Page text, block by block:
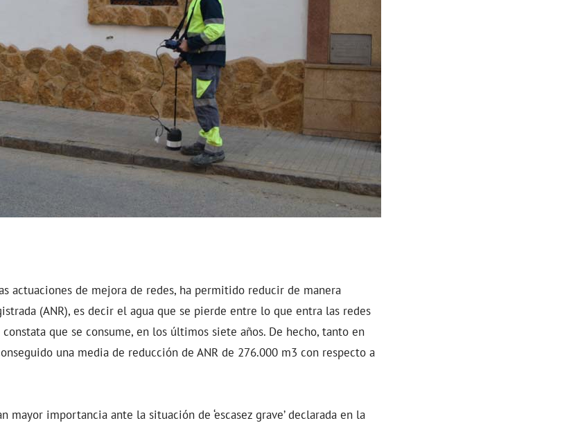
actuaciones de mejora de redes, ha permitido reducir de manera
(ANR), es decir el agua que se pierde entre lo que entra las redes
que se consume, en los últimos siete años. De hecho, tanto en
una media de reducción de ANR de 276.000 m3 con respecto a
mayor importancia ante la situación de ‘escasez grave’ declarada en la